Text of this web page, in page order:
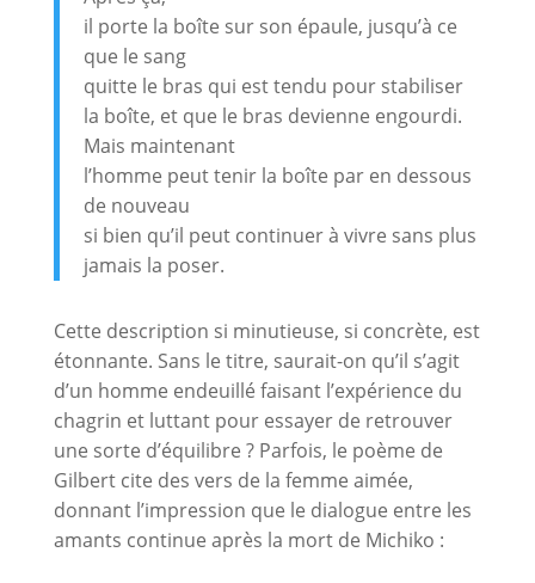
il porte la boîte sur son épaule, jusqu’à ce
que le sang
quitte le bras qui est tendu pour stabiliser
la boîte, et que le bras devienne engourdi.
Mais maintenant
l’homme peut tenir la boîte par en dessous
de nouveau
si bien qu’il peut continuer à vivre sans plus
jamais la poser.
Cette description si minutieuse, si concrète, est
étonnante. Sans le titre, saurait-on qu’il s’agit
d’un homme endeuillé faisant l’expérience du
chagrin et luttant pour essayer de retrouver
une sorte d’équilibre ? Parfois, le poème de
Gilbert cite des vers de la femme aimée,
donnant l’impression que le dialogue entre les
amants continue après la mort de Michiko :